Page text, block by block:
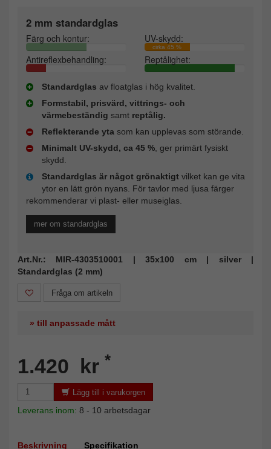
2 mm standardglas
Färg och kontur: UV-skydd:
cirka 45 %
Antireflexbehandling: Reptålighet:
Standardglas av floatglas i hög kvalitet.
Formstabil, prisvärd, vittrings- och
värmebeständig samt reptålig.
Reflekterande yta som kan upplevas som störande.
Minimalt UV-skydd, ca 45 % , ger primärt fysiskt
skydd.
Standardglas är något grönaktigt vilket kan ge vita
ytor en lätt grön nyans. För tavlor med ljusa färger
rekommenderar vi plast- eller museiglas.
mer om standardglas
Art.Nr.: MIR-4303510001 | 35x100 cm | silver |
Standardglas (2 mm)
Fråga om artikeln
» till anpassade mått
1.420 kr *
Lägg till i varukorgen
Leverans inom: 8 - 10 arbetsdagar
Beskrivning Specifikation